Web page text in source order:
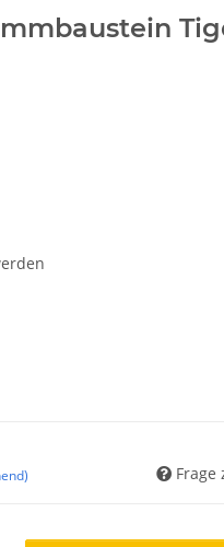
Frage